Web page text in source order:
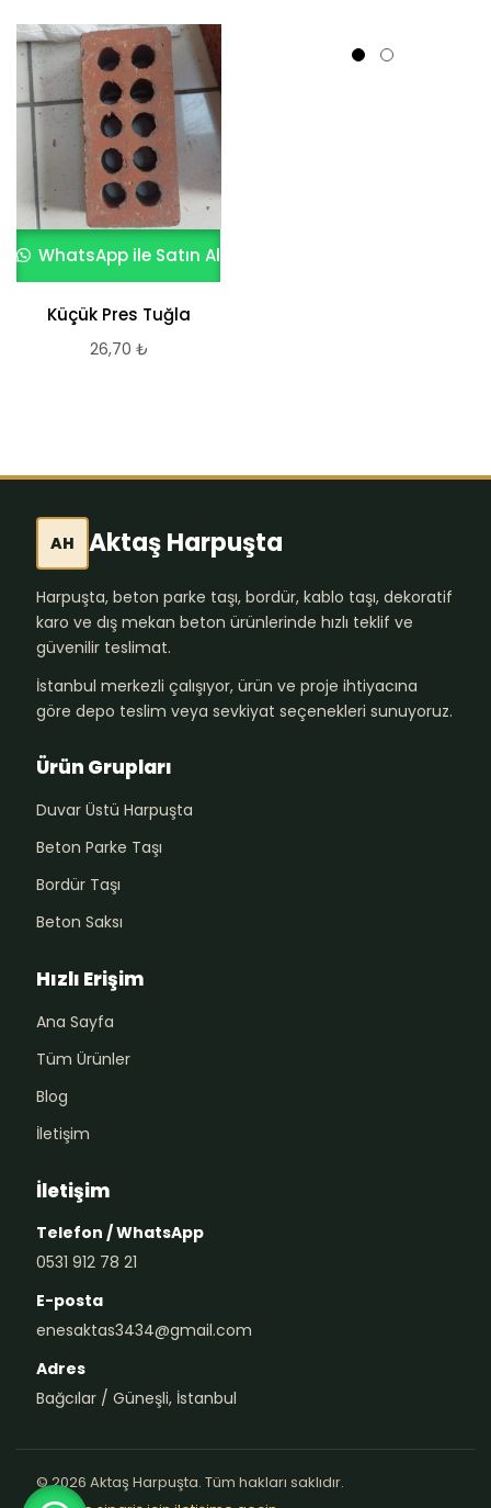
WhatsApp ile Satın Al
Küçük Pres Tuğla
26,70 ₺
AH Aktaş Harpuşta
Harpuşta, beton parke taşı, bordür, kablo taşı, dekoratif
karo ve dış mekan beton ürünlerinde hızlı teklif ve
güvenilir teslimat.
İstanbul merkezli çalışıyor, ürün ve proje ihtiyacına
göre depo teslim veya sevkiyat seçenekleri sunuyoruz.
Ürün Grupları
Duvar Üstü Harpuşta
Beton Parke Taşı
Bordür Taşı
Beton Saksı
Hızlı Erişim
Ana Sayfa
Tüm Ürünler
Blog
İletişim
İletişim
Telefon / WhatsApp
0531 912 78 21
E-posta
enesaktas3434@gmail.com
Adres
Bağcılar / Güneşli, İstanbul
© 2026 Aktaş Harpuşta. Tüm hakları saklıdır.